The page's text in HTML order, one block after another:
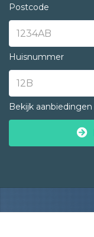
Postcode
Huisnummer
Bekijk aanbiedingen